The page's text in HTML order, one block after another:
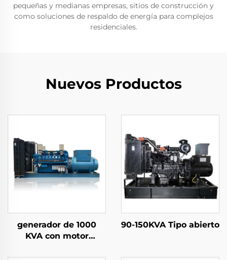
pequeñas y medianas empresas, sitios de construcción y
como soluciones de respaldo de energía para complejos
residenciales.
Nuevos Productos
generador de 1000
KVA con motor
90-150KVA Tipo abierto